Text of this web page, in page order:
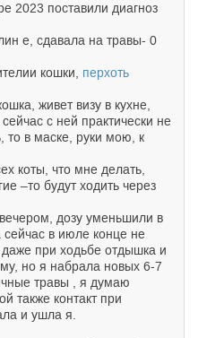
2023 поставили диагноз
е, сдавала на травы- 0
кошки, перхоть
живет визу в кухне,
с ней практически не
то в маске, руки мою, к
коты, что мне делать,
–то будут ходить через
дозу уменьшили в
в июле конце не
даже при ходьбе отдышка и
но я набрала новых 6-7
травы , я думаю
также контакт при
и ушла я.